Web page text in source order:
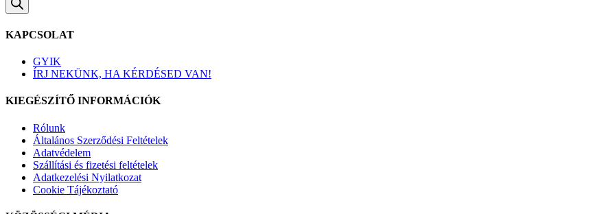
KAPCSOLAT
GYIK
ÍRJ NEKÜNK, HA KÉRDÉSED VAN!
KIEGÉSZÍTŐ INFORMÁCIÓK
Rólunk
Általános Szerződési Feltételek
Adatvédelem
Szállítási és fizetési feltételek
Adatkezelési Nyilatkozat
Cookie Tájékoztató